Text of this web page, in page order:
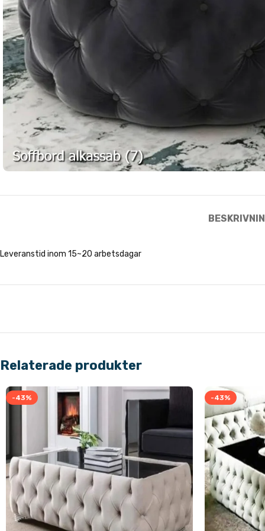
Leveranstid inom 15~20 arbetsdagar
Relaterade produkter
-43% -43%